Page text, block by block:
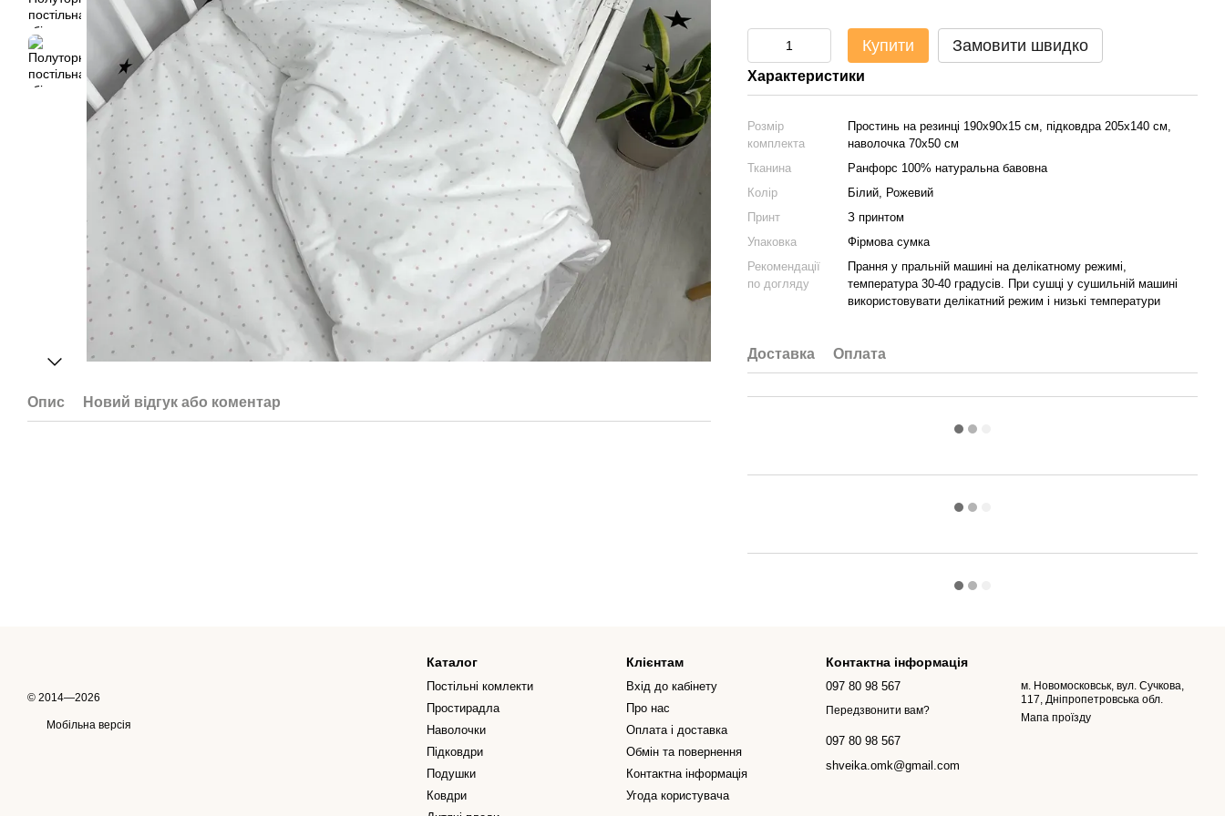
Опис Новий відгук або коментар
Купити Замовити швидко
Характеристики
Розмір
комплекта
Простинь на резинці 190х90х15 см, підковдра 205х140 см,
наволочка 70х50 см
Тканина
Ранфорс 100% натуральна бавовна
Колір
Білий, Рожевий
Принт
З принтом
Упаковка
Фірмова сумка
Рекомендації
по догляду
Прання у пральній машині на делікатному режимі,
температура 30-40 градусів. При сушці у сушильній машині
використовувати делікатний режим і низькі температури
Доставка Оплата
© 2014—2026
Мобільна версія
Каталог
Постільні комлекти
Простирадла
Наволочки
Підковдри
Подушки
Ковдри
Клієнтам
Вхід до кабінету
Про нас
Оплата і доставка
Обмін та повернення
Контактна інформація
Угода користувача
Контактна інформація
097 80 98 567
Передзвонити вам?
097 80 98 567
shveika.omk@gmail.com
м. Новомосковськ, вул. Сучкова,
117, Дніпропетровська обл.
Мапа проїзду